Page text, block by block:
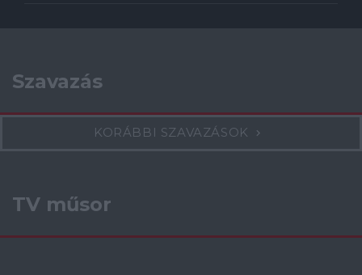
Szavazás
KORÁBBI SZAVAZÁSOK
TV műsor